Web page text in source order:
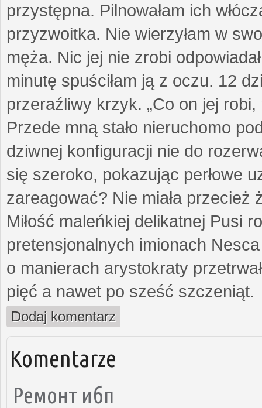
przystępna. Pilnowałam ich
przyzwoitka. Nie wierzyłam w
męża. Nic jej nie zrobi
minutę spuściłam ją z oczu. 12
przeraźliwy krzyk. „Co on jej
Przede mną stało nieruchomo
dziwnej konfiguracji nie do
się szeroko, pokazując perłowe
zareagować? Nie miała przecież
Miłość maleńkiej delikatnej Pusi
pretensjonalnych imionach
o manierach arystokraty
pięć a nawet po sześć szczeniąt.
Dodaj komentarz
Komentarze
Ремонт ибп